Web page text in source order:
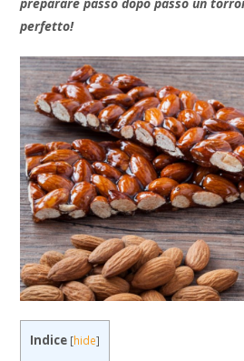
perfetto!
Indice [hide]